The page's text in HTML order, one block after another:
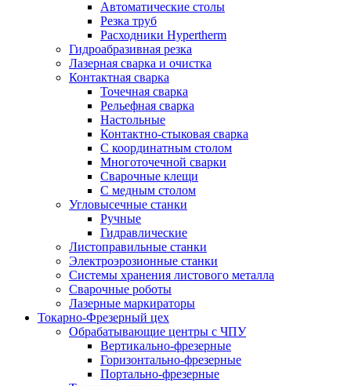
Автоматические столы
Резка труб
Расходники Hypertherm
Гидроабразивная резка
Лазерная сварка и очистка
Контактная сварка
Точечная сварка
Рельефная сварка
Настольные
Контактно-стыковая сварка
С координатным столом
Многоточечной сварки
Сварочные клещи
С медным столом
Угловысечные станки
Ручные
Гидравлические
Листоправильные станки
Электроэрозионные станки
Системы хранения листового металла
Сварочные роботы
Лазерные маркираторы
Токарно-Фрезерный цех
Обрабатывающие центры с ЧПУ
Вертикально-фрезерные
Горизонтально-фрезерные
Портально-фрезерные